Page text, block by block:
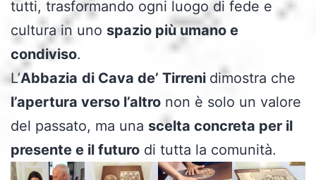
tutti, trasformando ogni luogo di fede e
cultura in uno spazio più umano e
condiviso.
L’Abbazia di Cava de’ Tirreni dimostra che
l’apertura verso l’altro non è solo un valore
del passato, ma una scelta concreta per il
presente e il futuro di tutta la comunità.